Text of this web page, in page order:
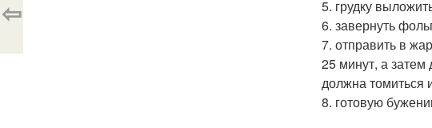
5. грудку
6. завернуть
7. отправить в
25 минут, а затем
должна томиться
8. готовую
⇦